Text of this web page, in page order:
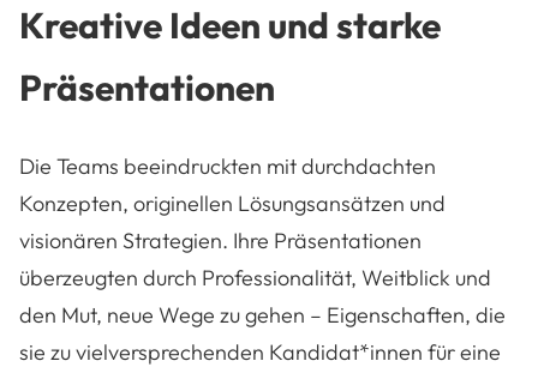
Kreative Ideen und starke
Präsentationen
Die Teams beeindruckten mit durchdachten
Konzepten, originellen Lösungsansätzen und
visionären Strategien. Ihre Präsentationen
überzeugten durch Professionalität, Weitblick und
den Mut, neue Wege zu gehen – Eigenschaften, die
sie zu vielversprechenden Kandidat*innen für eine